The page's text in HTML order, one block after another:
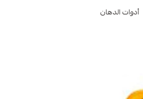
أدوات الدهان